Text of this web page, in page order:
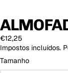
€12,25
Impostos incluídos.
Tamanho